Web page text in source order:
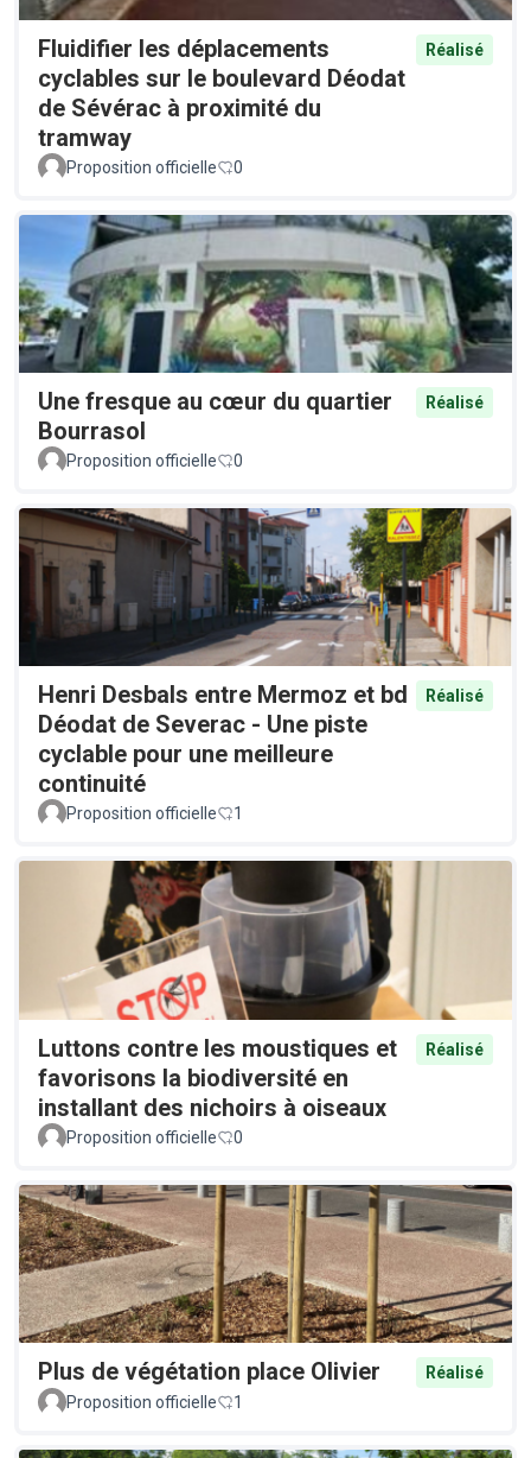
Fluidifier les déplacements
cyclables sur le boulevard Déodat
de Sévérac à proximité du
tramway
Réalisé
Proposition officielle 0
Une fresque au cœur du quartier
Bourrasol
Réalisé
Proposition officielle 0
Henri Desbals entre Mermoz et bd
Déodat de Severac - Une piste
cyclable pour une meilleure
continuité
Réalisé
Proposition officielle 1
Luttons contre les moustiques et
favorisons la biodiversité en
installant des nichoirs à oiseaux
Réalisé
Proposition officielle 0
Plus de végétation place Olivier
Réalisé
Proposition officielle
1